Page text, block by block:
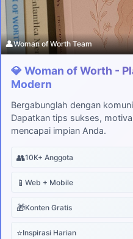
👤Woman of Worth Team
💎 Woman of Worth -
Modern
Bergabunglah dengan
Dapatkan tips sukses,
mencapai impian Anda.
👥10K+ Anggota
📱 Web + Mobile
🎁Konten Gratis
⭐Inspirasi Harian